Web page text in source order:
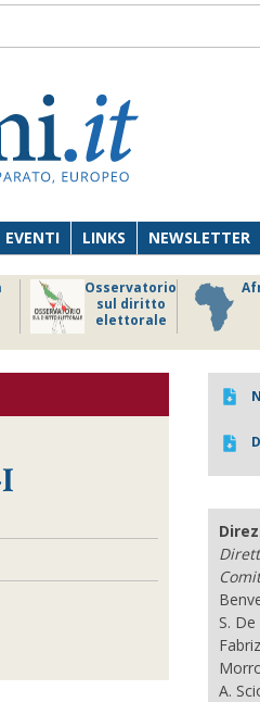
EVENTI LINKS NEWSLETTER
Osservatorio
sul diritto
elettorale
S.
A.